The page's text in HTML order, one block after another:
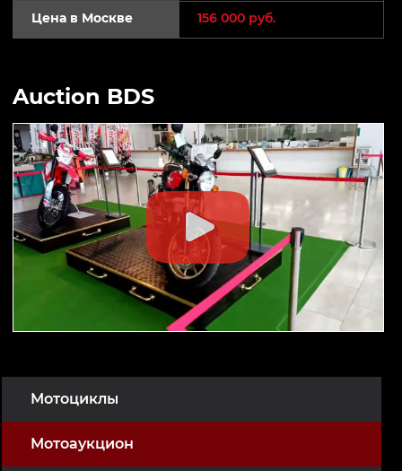
Мотоциклы
Мотоаукцион
Цена в Москве 156 000 руб.
Auction BDS